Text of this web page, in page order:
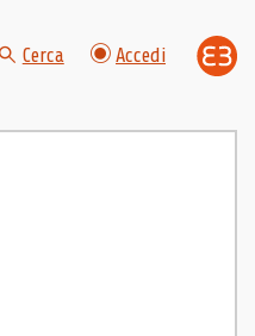
Cerca Accedi